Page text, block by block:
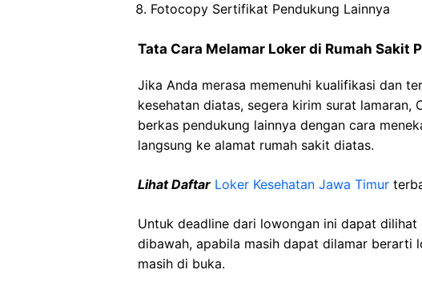
Fotocopy Sertifikat Pendukung Lainnya
Tata Cara Melamar Loker di Rumah Sakit
Jika Anda merasa memenuhi kualifikasi dan
kesehatan diatas, segera kirim surat lamaran,
berkas pendukung lainnya dengan cara
langsung ke alamat rumah sakit diatas.
Lihat Daftar Loker Kesehatan Jawa Timur
Untuk deadline dari lowongan ini dapat
dibawah, apabila masih dapat dilamar berarti
masih di buka.